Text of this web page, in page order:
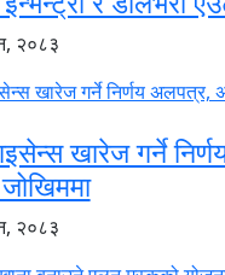
२०८३
खारेज गर्ने
२०८३